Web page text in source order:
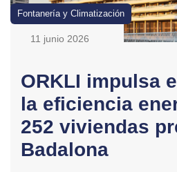
Fontanería y Climatización
11 junio 2026
ORKLI impulsa
la eficiencia
252 viviendas
Badalona